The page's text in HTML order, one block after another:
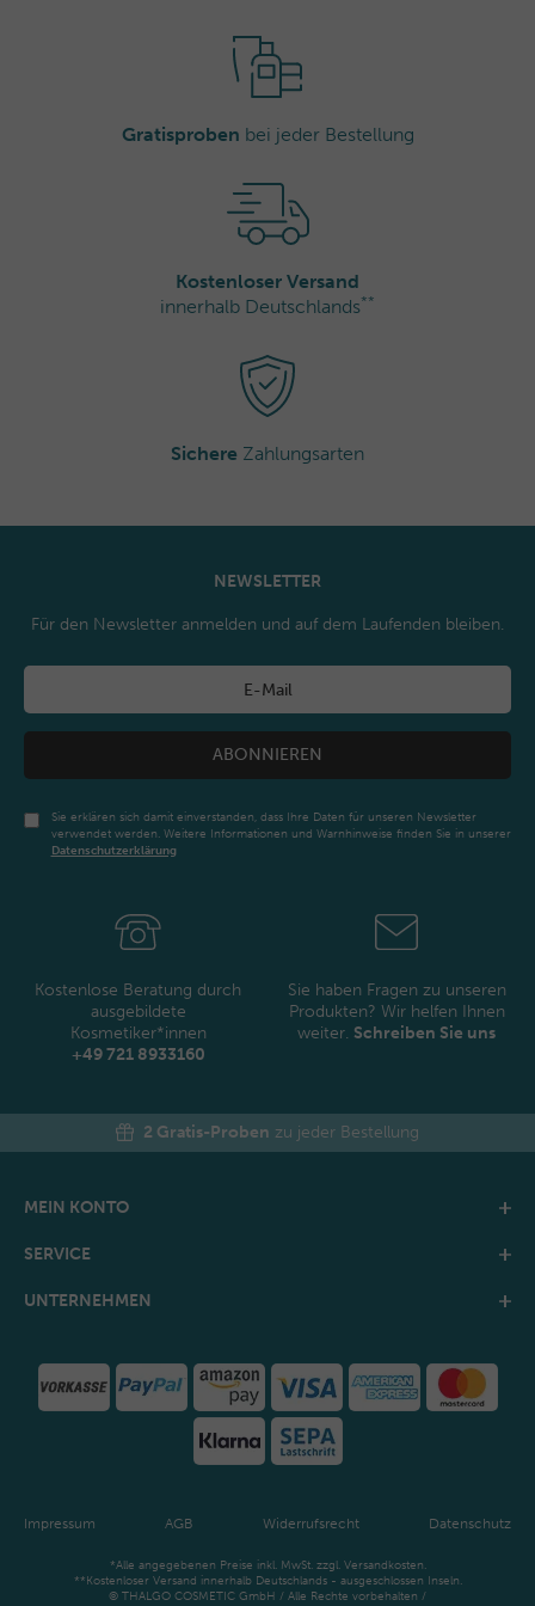
Gratisproben bei jeder Bestellung
Kostenloser Versand
innerhalb Deutschlands**
Sichere Zahlungsarten
NEWSLETTER
Für den Newsletter anmelden und auf dem Laufenden bleiben.
ABONNIEREN
Sie erklären sich damit einverstanden, dass Ihre Daten für unseren Newsletter
verwendet werden. Weitere Informationen und Warnhinweise finden Sie in unserer
Daten­schutz­erklärung
Kostenlose Beratung durch
ausgebildete
Kosmetiker*innen
+49 721 8933160
Sie haben Fragen zu unseren
Produkten? Wir helfen Ihnen
weiter. Schreiben Sie uns
2 Gratis-Proben zu jeder Bestellung
MEIN KONTO
SERVICE
UNTERNEHMEN
Impressum AGB Widerrufsrecht Datenschutz
*Alle angegebenen Preise inkl. MwSt. zzgl. Versandkosten.
**Kostenloser Versand innerhalb Deutschlands - ausgeschlossen Inseln.
© THALGO COSMETIC GmbH / Alle Rechte vorbehalten /